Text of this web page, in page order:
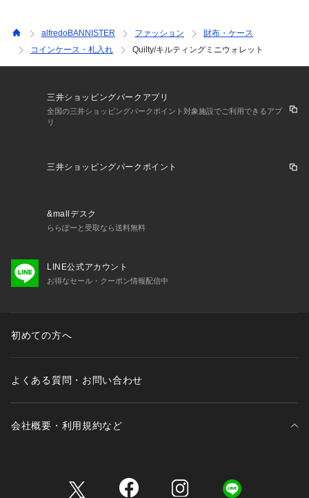
alfredoBANNISTER ファッション
財布・ケース
コインケース・札入れ
Quilty/キルティングミニウォレット
三井ショッピングパークアプリ
全国の三井ショッピングパークポイント対象施設でご利用できるアプ
リ
三井ショッピングパークポイント
&mallデスク
ららぽーと受取なら送料無料
LINE公式アカウント
お得なセール・クーポン情報配信中
初めての方へ
よくある質問・お問い合わせ
会社概要・利用規約など